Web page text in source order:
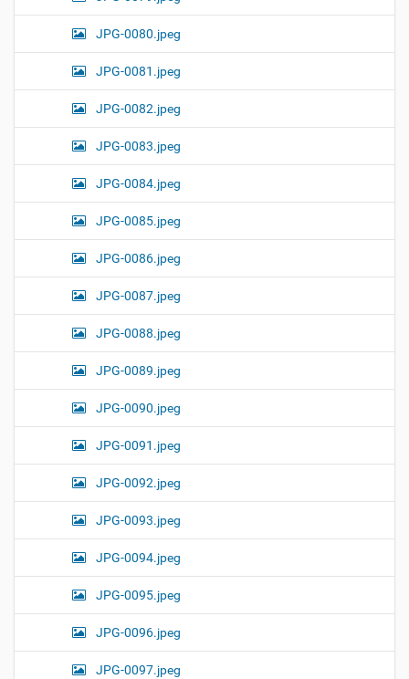
JPG-0080.jpeg
JPG-0081.jpeg
JPG-0082.jpeg
JPG-0083.jpeg
JPG-0084.jpeg
JPG-0085.jpeg
JPG-0086.jpeg
JPG-0087.jpeg
JPG-0088.jpeg
JPG-0089.jpeg
JPG-0090.jpeg
JPG-0091.jpeg
JPG-0092.jpeg
JPG-0093.jpeg
JPG-0094.jpeg
JPG-0095.jpeg
JPG-0096.jpeg
JPG-0097.jpeg